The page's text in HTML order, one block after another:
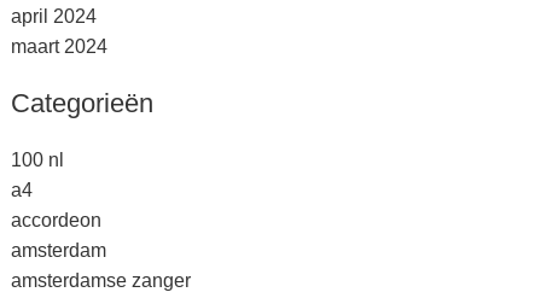
april 2024
maart 2024
Categorieën
100 nl
a4
accordeon
amsterdam
amsterdamse zanger